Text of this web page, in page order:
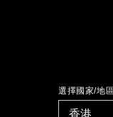
選擇國家/地